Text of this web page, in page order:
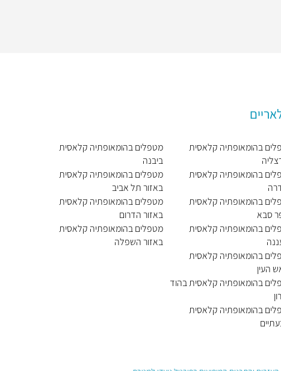
בהומאופתיה קלאסית
בהומאופתיה קלאסית
בהומאופתיה קלאסית
סבא
בהומאופתיה קלאסית
בהומאופתיה קלאסית
העין
בהומאופתיה קלאסית בהוד
בהומאופתיה קלאסית
מטפלים בהומאופתיה קלאסית
ביבנה
מטפלים בהומאופתיה קלאסית
באזור תל אביב
מטפלים בהומאופתיה קלאסית
באזור הדרום
מטפלים בהומאופתיה קלאסית
באזור השפלה